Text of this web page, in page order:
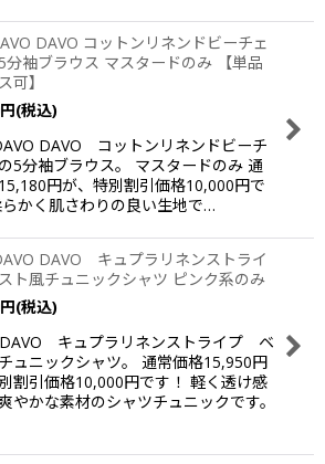
DAVO コットンリネンドビーチェ
分袖ブラウス マスタードのみ 【単品
可】
円(税込)
DAVO コットンリネンドビーチ
5分袖ブラウス。 マスタードのみ 通
円が、特別割引価格10,000円で
かく肌さわりの良い生地で…
DAVO キュプラリネンストライ
ト風チュニックシャツ ピンク系のみ
円(税込)
キュプラリネンストライプ ベ
ュニックシャツ。 通常価格15,950円
割引価格10,000円です！ 軽く透け感
やかな素材のシャツチュニックです。